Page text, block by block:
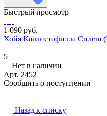
Быстрый просмотр
1 090 руб.
Хойя Каллистофилла Сплеш
5
Нет в наличии
Арт. 2452
Сообщить о поступлении
Назад к списку